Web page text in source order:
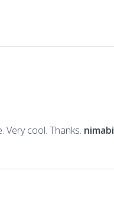
Very cool. Thanks. nimabi